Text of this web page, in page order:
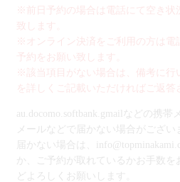
※前日予約の場合は電話にて空き状
致します。
※オンライン決済をご利用の方は電
予約をお願い致します。
※該当項目がない場合は、備考に行
を詳しくご記載いただければご返答
au.docomo.softbank.gmailなどの携
メールなどで届かない場合がござい
届かない場合は、
か、ご予約が取れているかお手数を
どよろしくお願いします。